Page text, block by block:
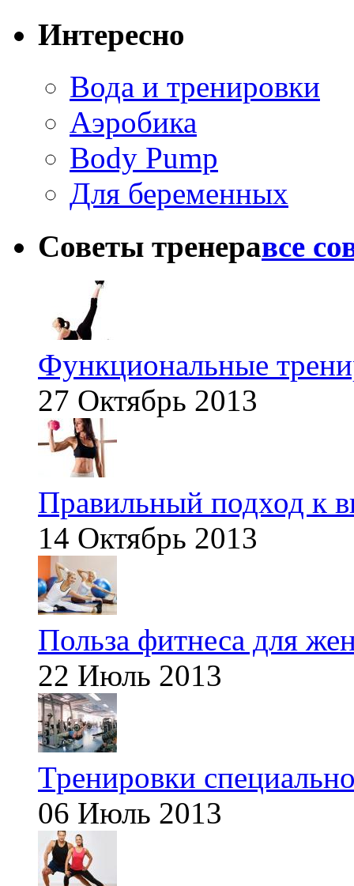
Интересно
Вода и тренировки
Аэробика
Body Pump
Для беременных
Советы тренеравсе
Функциональные
27 Октябрь 2013
Правильный подход к
14 Октябрь 2013
Польза фитнеса для
22 Июль 2013
Тренировки
06 Июль 2013